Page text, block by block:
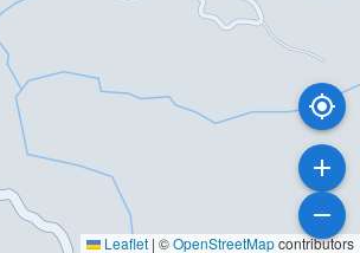
Leaflet | ©OpenStreetMapcontributors